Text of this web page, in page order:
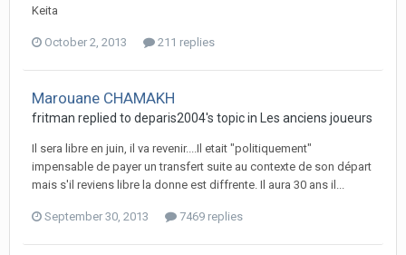
Keita
October 2, 2013 211 replies
Marouane CHAMAKH
fritman replied to deparis2004's topic in Les anciens joueurs
Il sera libre en juin, il va revenir....Il etait "politiquement"
impensable de payer un transfert suite au contexte de son départ
mais s'il reviens libre la donne est diffrente. Il aura 30 ans il...
September 30, 2013 7469 replies